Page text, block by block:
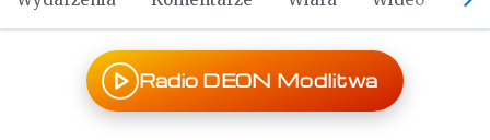
Radio DEON Modlitwa